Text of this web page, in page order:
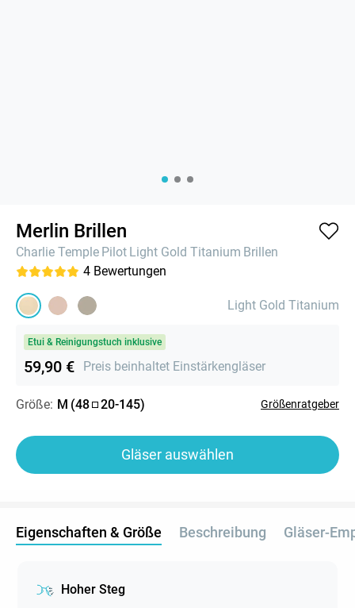
Merlin Brillen
Charlie Temple Pilot Light Gold Titanium Brillen
4 Bewertungen
Light Gold Titanium
Etui & Reinigungstuch inklusive
59,90 € Preis beinhaltet Einstärkengläser
Größe: M (48 20-145) Größenratgeber
Gläser auswählen
Eigenschaften & Größe Beschreibung Gläser-
Hoher Steg